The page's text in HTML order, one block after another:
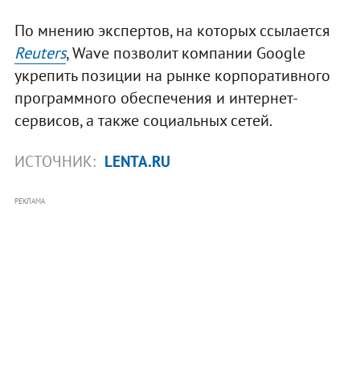
По мнению экспертов, на которых ссылается
Reuters, Wave позволит компании Google
укрепить позиции на рынке корпоративного
программного обеспечения и интернет-
сервисов, а также социальных сетей.
ИСТОЧНИК: LENTA.RU
РЕКЛАМА